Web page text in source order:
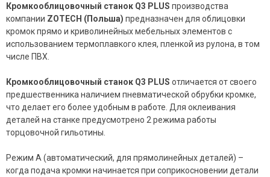
Кромкооблицовочный станок Q3 PLUS производства
компании ZOTECH (Польша) предназначен для облицовки
кромок прямо и криволинейных мебельных элементов с
использованием термоплавкого клея, пленкой из рулона, в том
числе ПВХ.
Кромкооблицовочный станок Q3 PLUS отличается от своего
предшественника наличием пневматической обрубки кромке,
что делает его более удобным в работе. Для оклеивания
деталей на станке предусмотрено 2 режима работы
торцовочной гильотины.
Режим A (автоматический, для прямолинейных деталей) –
когда подача кромки начинается при соприкосновении детали